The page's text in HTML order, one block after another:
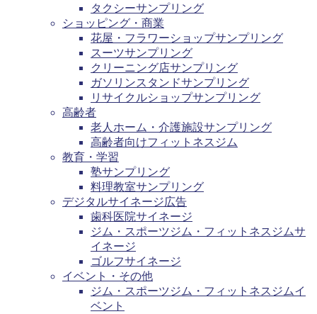
タクシーサンプリング
ショッピング・商業
花屋・フラワーショップサンプリング
スーツサンプリング
クリーニング店サンプリング
ガソリンスタンドサンプリング
リサイクルショップサンプリング
高齢者
老人ホーム・介護施設サンプリング
高齢者向けフィットネスジム
教育・学習
塾サンプリング
料理教室サンプリング
デジタルサイネージ広告
歯科医院サイネージ
ジム・スポーツジム・フィットネスジムサ
イネージ
ゴルフサイネージ
イベント・その他
ジム・スポーツジム・フィットネスジムイ
ベント